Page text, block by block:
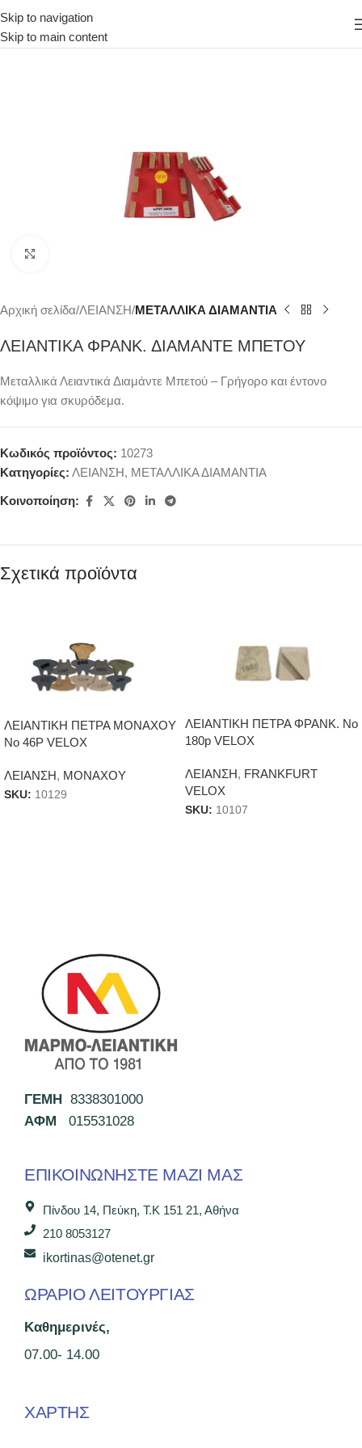
Skip to navigation
Skip to main content
Αρχική σελίδα ΛΕΙΑΝΣΗ ΜΕΤΑΛΛΙΚΑ ΔΙΑΜΑΝΤΙΑ
ΛΕΙΑΝΤΙΚΑ ΦΡΑΝΚ. ΔΙΑΜΑΝΤΕ ΜΠΕΤΟΥ
Μεταλλικά Λειαντικά Διαμάντε Μπετού – Γρήγορο και έντονο
κόψιμο για σκυρόδεμα.
Κωδικός προϊόντος: 10273
Κατηγορίες: ΛΕΙΑΝΣΗ, ΜΕΤΑΛΛΙΚΑ ΔΙΑΜΑΝΤΙΑ
Κοινοποίηση:
Σχετικά προϊόντα
ΛΕΙΑΝΤΙΚΗ ΠΕΤΡΑ ΜΟΝΑΧΟΥ
Νο 46P VELOX
ΛΕΙΑΝΣΗ, ΜΟΝΑΧΟΥ
SKU: 10129
ΛΕΙΑΝΤΙΚΗ ΠΕΤΡΑ ΦΡΑΝΚ. Νο
180p VELOX
ΛΕΙΑΝΣΗ, FRANKFURT
VELOX
SKU: 10107
ΓΕΜΗ 8338301000
ΑΦΜ 015531028
ΕΠΙΚΟΙΝΩΝΉΣΤΕ ΜΑΖΊ ΜΑΣ
Πίνδου 14, Πεύκη, Τ.Κ 151 21, Αθήνα
210 8053127
ikortinas@otenet.gr
ΩΡΑΡΙΟ ΛΕΙΤΟΥΡΓΙΑΣ
Καθημερινές,
07.00- 14.00
ΧΑΡΤΗΣ